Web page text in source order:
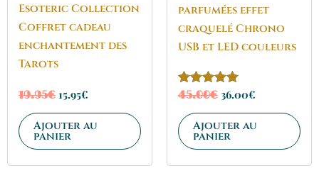
Esoteric Collection
Coffret cadeau
enchantement des
Tarots
19.95€ 15.95€
Ajouter au
panier
parfumées effet
craquelé Chrono
USB et LED couleurs
Note
sur 5
45.00€ 36.00€
Ajouter au
panier